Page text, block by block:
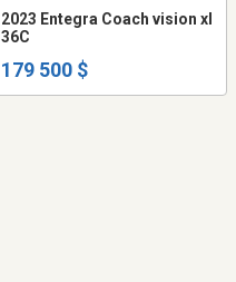
2023 Entegra Coach vision xl
36C
179 500 $